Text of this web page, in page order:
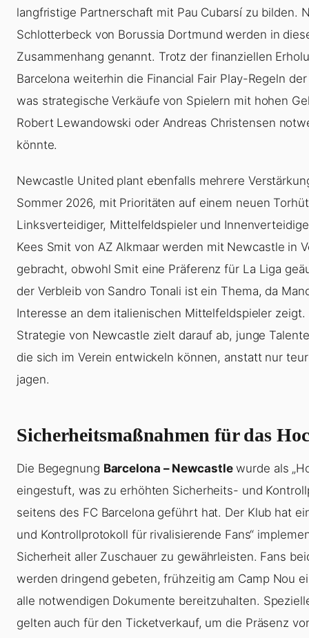
langfristige Partnerschaft mit Pau Cubarsí zu bilden.
Schlotterbeck von Borussia Dortmund werden in
Zusammenhang genannt. Trotz der finanziellen
Barcelona weiterhin die Financial Fair Play-Regeln
was strategische Verkäufe von Spielern mit hohen
Robert Lewandowski oder Andreas Christensen
könnte.
Newcastle United plant ebenfalls mehrere
Sommer 2026, mit Prioritäten auf einem neuen
Linksverteidiger, Mittelfeldspieler und
Kees Smit von AZ Alkmaar werden mit Newcastle in
gebracht, obwohl Smit eine Präferenz für La Liga
der Verbleib von Sandro Tonali ist ein Thema, da
Interesse an dem italienischen Mittelfeldspieler
Strategie von Newcastle zielt darauf ab, junge
die sich im Verein entwickeln können, anstatt nur
jagen.
Sicherheitsmaßnahmen für das
Die Begegnung Barcelona – Newcastlewurde als
eingestuft, was zu erhöhten Sicherheits- und
seitens des FC Barcelona geführt hat. Der Klub hat
und Kontrollprotokoll für rivalisierende Fans“
Sicherheit aller Zuschauer zu gewährleisten. Fans
werden dringend gebeten, frühzeitig am Camp Nou
alle notwendigen Dokumente bereitzuhalten.
gelten auch für den Ticketverkauf, um die Präsenz